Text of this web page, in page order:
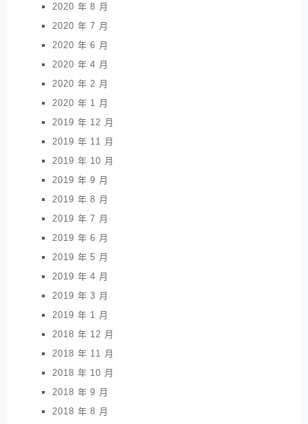
2020 年 8 月
2020 年 7 月
2020 年 6 月
2020 年 4 月
2020 年 2 月
2020 年 1 月
2019 年 12 月
2019 年 11 月
2019 年 10 月
2019 年 9 月
2019 年 8 月
2019 年 7 月
2019 年 6 月
2019 年 5 月
2019 年 4 月
2019 年 3 月
2019 年 1 月
2018 年 12 月
2018 年 11 月
2018 年 10 月
2018 年 9 月
2018 年 8 月